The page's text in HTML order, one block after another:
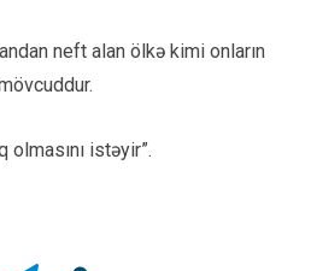
neft alan ölkə kimi onların
olmasını istəyir”.